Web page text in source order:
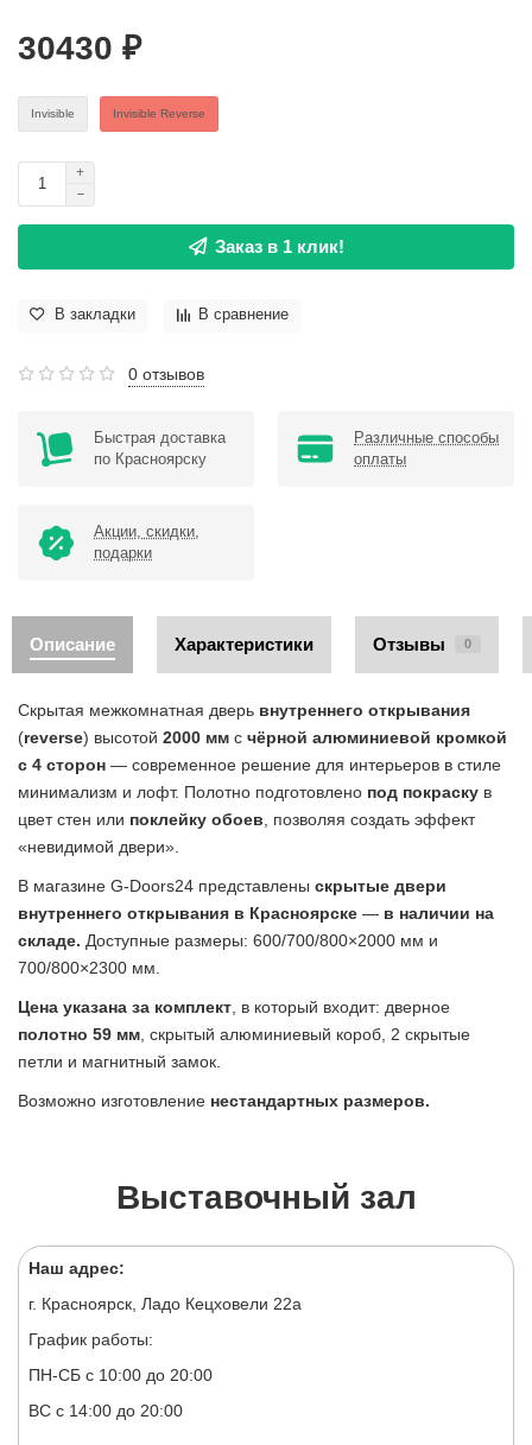
30430 ₽
Invisible Invisible Reverse
Заказ в 1 клик!
В закладки В сравнение
0 отзывов
Быстрая доставка
по Красноярску
Различные способы
оплаты
Акции, скидки,
подарки
Описание Характеристики Отзывы 0
Скрытая межкомнатная дверь внутреннего открывания
(reverse) высотой 2000 мм с чёрной алюминиевой кромкой
с 4 сторон — современное решение для интерьеров в стиле
минимализм и лофт. Полотно подготовлено под покраску в
цвет стен или поклейку обоев , позволяя создать эффект
«невидимой двери».
В магазине G-Doors24 представлены скрытые двери
внутреннего открывания в Красноярске — в наличии на
складе. Доступные размеры: 600/700/800×2000 мм и
700/800×2300 мм.
Цена указана за комплект , в который входит: дверное
полотно 59 мм , скрытый алюминиевый короб, 2 скрытые
петли и магнитный замок.
Возможно изготовление нестандартных размеров.
Выставочный зал
Наш адрес:
г. Красноярск, Ладо Кецховели 22а
График работы:
ПН-СБ с 10:00 до 20:00
ВС с 14:00 до 20:00